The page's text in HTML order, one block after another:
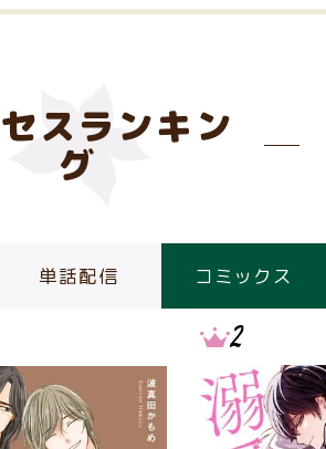
グ
単話配信 コミックス